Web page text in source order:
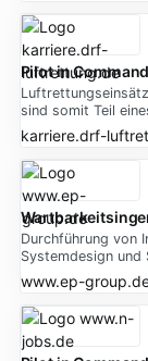
Pilot in
sind somit Teil
karriere.drf-
Durchführung von
Systemdesign
www.ep-